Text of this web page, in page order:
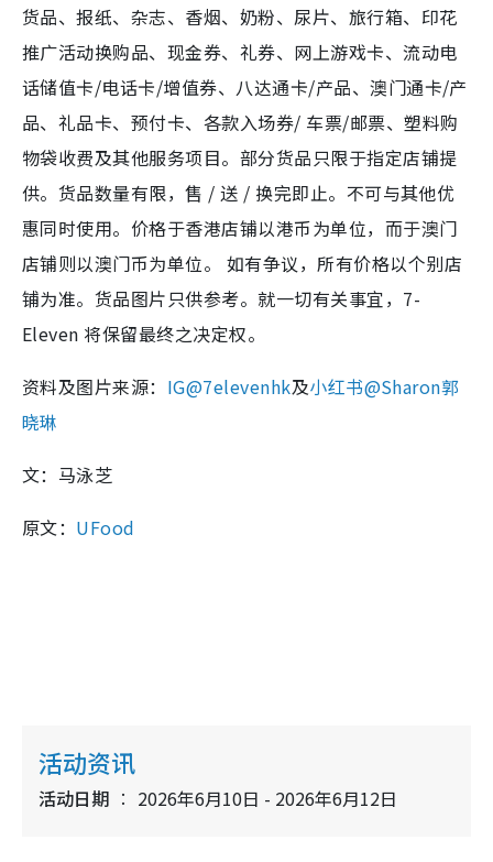
货品、报纸、杂志、香烟、奶粉、尿片、旅行箱、印花
推广活动换购品、现金券、礼券、网上游戏卡、流动电
话储值卡/电话卡/增值券、八达通卡/产品、澳门通卡/产
品、礼品卡、预付卡、各款入场券/ 车票/邮票、塑料购
物袋收费及其他服务项目。部分货品只限于指定店铺提
供。货品数量有限，售 / 送 / 换完即止。不可与其他优
惠同时使用。价格于香港店铺以港币为单位，而于澳门
店铺则以澳门币为单位。 如有争议，所有价格以个别店
铺为准。货品图片只供参考。就一切有关事宜，7-
Eleven 将保留最终之决定权。
资料及图片来源： IG@7elevenhk及小红书@Sharon郭
晓琳
文：马泳芝
原文： UFood
活动资讯
活动日期 2026年6月10日 - 2026年6月12日